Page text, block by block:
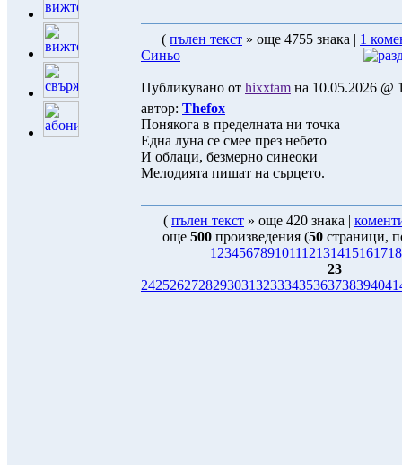
( пълен текст » още 4755 знака | 1
Синьо
Публикувано от hixxtam на 10.05.2026 @
автор: Thefox
Понякога в пределната ни точка
Една луна се смее през небето
И облаци, безмерно синеоки
Мелодията пишат на сърцето.
( пълен текст » още 420 знака |
още 500произведения (50страници,
1 23456789101112131415161718
23
242526272829303132333435363738394041